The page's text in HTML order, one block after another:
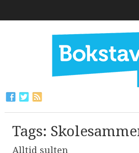
Tags:
Alltid sulten